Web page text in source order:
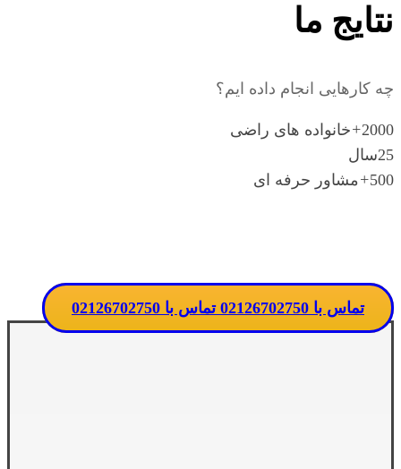
نتایج ما
چه کارهایی انجام داده ایم؟
2000
+خانواده های راضی
25سال
500
+مشاور حرفه ای
تماس با 02126702750 تماس با 02126702750